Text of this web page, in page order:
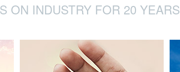
ON INDUSTRY FOR 20 YEARS